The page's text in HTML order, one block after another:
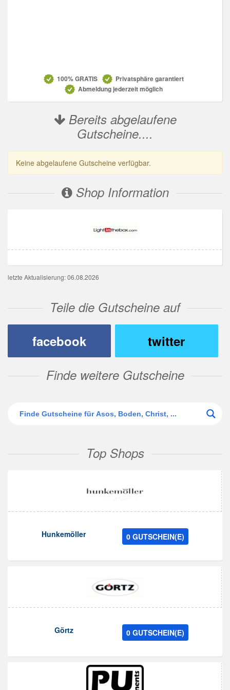
100% GRATIS
Privatsphäre garantiert
Abmeldung jederzeit möglich
Bereits abgelaufene
Gutscheine....
Keine abgelaufene Gutscheine verfügbar.
Shop Information
letzte Aktualisierung: 06.08.2026
Teile die Gutscheine auf
facebook
twitter
Finde weitere Gutscheine
Top Shops
Hunkemöller 0 GUTSCHEIN(E)
Görtz 0 GUTSCHEIN(E)